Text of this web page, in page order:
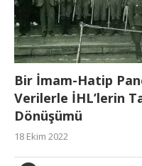
Bir İmam-Hatip
Verilerle İHL’lerin
Dönüşümü
18 Ekim 2022